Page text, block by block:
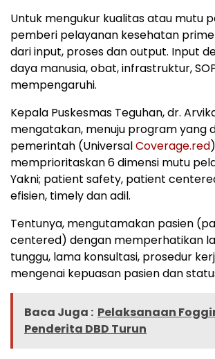
Untuk mengukur kualitas atau mutu
pemberi pelayanan kesehatan
dari input, proses dan output. Input
daya manusia, obat, infrastruktur,
mempengaruhi.
Kepala Puskesmas Teguhan, dr.
mengatakan, menuju program yang
pemerintah (UniversalCoverage.red
memprioritaskan 6 dimensi mutu
Yakni; patient safety, patient
efisien, timely dan adil.
Tentunya, mengutamakan pasien
centered) dengan memperhatikan
tunggu, lama konsultasi, prosedur
mengenai kepuasan pasien dan
Baca Juga : Pelaksanaan
Penderita DBD Turun